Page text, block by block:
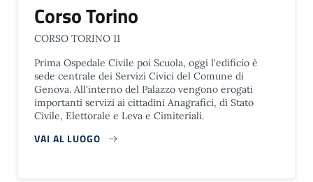
Corso Torino
CORSO TORINO 11
Prima Ospedale Civile poi Scuola, oggi l'edificio è
sede centrale dei Servizi Civici del Comune di
Genova. All'interno del Palazzo vengono erogati
importanti servizi ai cittadini Anagrafici, di Stato
Civile, Elettorale e Leva e Cimiteriali.
VAI AL LUOGO